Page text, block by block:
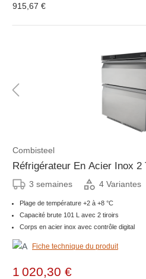
915,67 €
Combisteel
Réfrigérateur En Acier Inox 2
3 semaines 4 Variantes
Plage de température +2 à +8 °C
Capacité brute 101 L avec 2 tiroirs
Corps en acier inox avec contrôle digital
Fiche technique du produit
1 020,30 €